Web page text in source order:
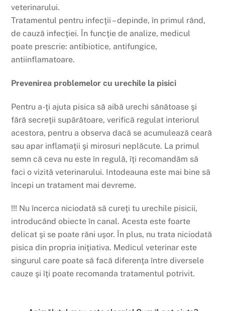
veterinarului.
Tratamentul pentru infecţii – depinde, în primul rând,
de cauză infecţiei. În funcţie de analize, medicul
poate prescrie: antibiotice, antifungice,
antiinflamatoare.
Prevenirea problemelor cu urechile la pisici
Pentru a-ţi ajuta pisica să aibă urechi sănătoase şi
fără secreţii supărătoare, verifică regulat interiorul
acestora, pentru a observa dacă se acumulează ceară
sau apar inflamaţii şi mirosuri neplăcute. La primul
semn că ceva nu este în regulă, îţi recomandăm să
faci o vizită veterinarului. Intodeauna este mai bine să
începi un tratament mai devreme.
!!! Nu încerca niciodată să cureţi tu urechile pisicii,
introducând obiecte în canal. Acesta este foarte
delicat şi se poate răni uşor. În plus, nu trata niciodată
pisica din propria iniţiativa. Medicul veterinar este
singurul care poate să facă diferenţa între diversele
cauze şi îţi poate recomanda tratamentul potrivit.